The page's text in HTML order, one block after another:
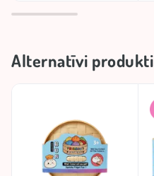
Alternatīvi produkti